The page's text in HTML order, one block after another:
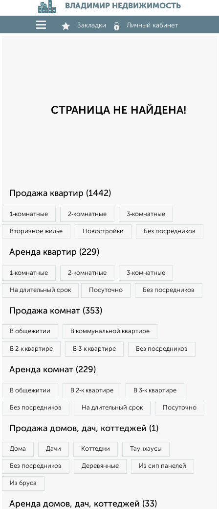
ВЛАДИМИР НЕДВИЖИМОСТЬ
Закладки Личный кабинет
СТРАНИЦА НЕ НАЙДЕНА!
Продажа квартир (1442)
1‑комнатные 2‑комнатные 3‑комнатные
Вторичное жилье Новостройки Без посредников
Аренда квартир (229)
1‑комнатные 2‑комнатные 3‑комнатные
На длительный срок Посуточно Без посредников
Продажа комнат (353)
В общежитии В коммунальной квартире
В 2‑к квартире В 3‑к квартире Без посредников
Аренда комнат (229)
В общежитии В 2‑к квартире В 3‑к квартире
Без посредников На длительный срок Посуточно
Продажа домов, дач, коттеджей (1)
Дома Дачи Коттеджи Таунхаусы
Без посредников Деревянные Из сип панелей
Из бруса
Аренда домов, дач, коттеджей (33)